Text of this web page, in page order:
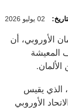
02 يوليو 2026
الأوروبي، أن
المعيشة
الألمان.
الذي يقيس
الأوروبي